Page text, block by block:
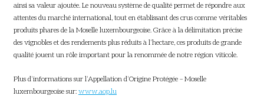
ainsi sa valeur ajoutée. Le nouveau système de qualité permet de répondre aux
attentes du marché international, tout en établissant des crus comme véritables
produits phares de la Moselle luxembourgeoise. Grâce à la délimitation précise
des vignobles et des rendements plus réduits à l’hectare, ces produits de grande
qualité jouent un rôle important pour la renommée de notre région viticole.
Plus d’informations sur l’Appellation d’Origine Protégée – Moselle
luxembourgeoise sur: www.aop.lu